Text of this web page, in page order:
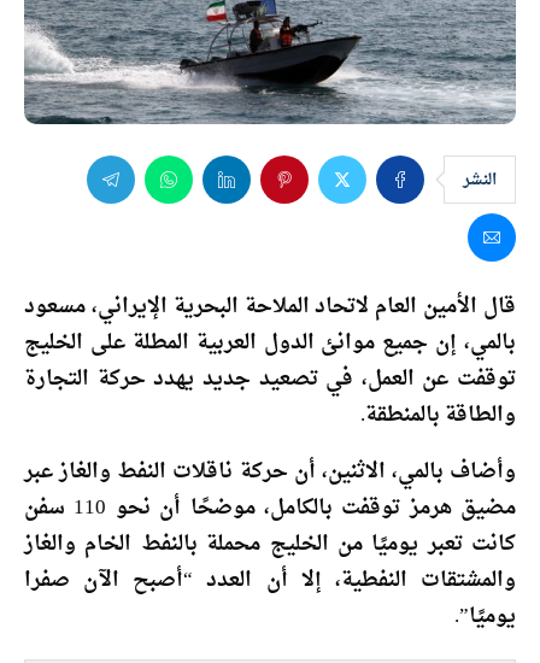
النشر
قال الأمين العام لاتحاد الملاحة البحرية الإيراني،مسعود
بالمي، إن جميع موانئ الدول العربية المطلة على الخليج
توقفت عن العمل، في تصعيد جديد يهدد حركة التجارة
والطاقة بالمنطقة.
وأضاف بالمي، الاثنين، أن حركة ناقلات النفط والغاز عبر
مضيق هرمز توقفت بالكامل، موضحًا أن نحو 110 سفن
كانت تعبر يوميًا من الخليج محملة بالنفط الخام والغاز
والمشتقات النفطية، إلا أن العدد “أصبح الآن صفرا
يوميًا”.